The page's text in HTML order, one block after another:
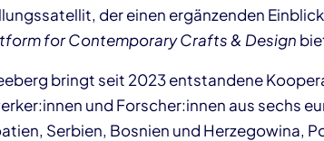
der einen ergänzenden
for Contemporary Crafts & Design
bringt seit 2023 entstandene
und Forscher:innen aus sechs
Serbien, Bosnien und Herzegowina,